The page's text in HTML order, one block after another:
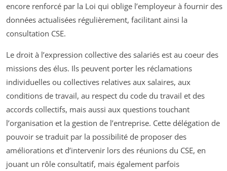
encore renforcé par la Loi qui oblige l’employeur à fournir des
données actualisées régulièrement, facilitant ainsi la
consultation CSE.
Le droit à l’expression collective des salariés est au coeur des
missions des élus. Ils peuvent porter les réclamations
individuelles ou collectives relatives aux salaires, aux
conditions de travail, au respect du code du travail et des
accords collectifs, mais aussi aux questions touchant
l’organisation et la gestion de l’entreprise. Cette délégation de
pouvoir se traduit par la possibilité de proposer des
améliorations et d’intervenir lors des réunions du CSE, en
jouant un rôle consultatif, mais également parfois